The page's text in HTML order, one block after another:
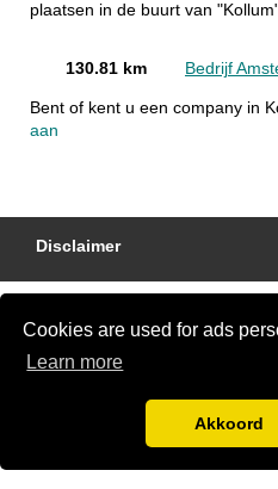
Cookies are used for ads
Learn more
Akkoord
plaatsen in de buurt van
130.81 km Bedrijf
Bent of kent u een company in
aan
Disclaimer